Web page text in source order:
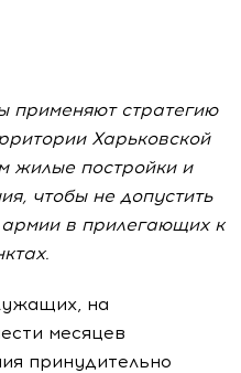
применяют стратегию
Харьковской
жилые постройки и
чтобы не допустить
армии в прилегающих к
на
месяцев
принудительно